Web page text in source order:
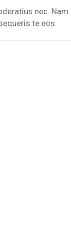
nec.
te eos.